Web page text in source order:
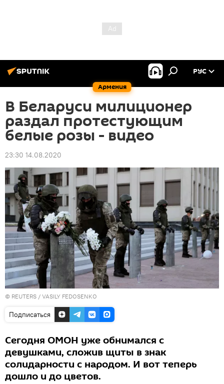
Армения
РУС
В Беларуси милиционер
раздал протестующим
белые розы - видео
23:30 14.08.2020
© REUTERS / VASILY FEDOSENKO
Подписаться
Сегодня ОМОН уже обнимался с
девушками, сложив щиты в знак
солидарности с народом. И вот теперь
дошло и до цветов.